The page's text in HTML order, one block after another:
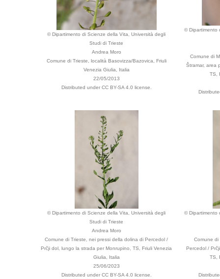
© Dipartimento di Scienze della Vita, Università degli
Studi di Trieste
Andrea Moro
Comune di Trieste, località Basovizza/Bazovica, Friuli
Venezia Giulia, Italia
22/05/2013
Distributed under CC BY-SA 4.0 license.
© Dipartimento
Comune di
Štramar, area
TS,
© Dipartimento di Scienze della Vita, Università degli
Studi di Trieste
Andrea Moro
Comune di Trieste, nei pressi della dolina di Percedol /
Prčji dol, lungo la strada per Monrupino, TS, Friuli Venezia
Giulia, Italia
25/06/2023
Distributed under CC BY-SA 4.0 license.
© Dipartimento
Comune
Percedol /
TS,